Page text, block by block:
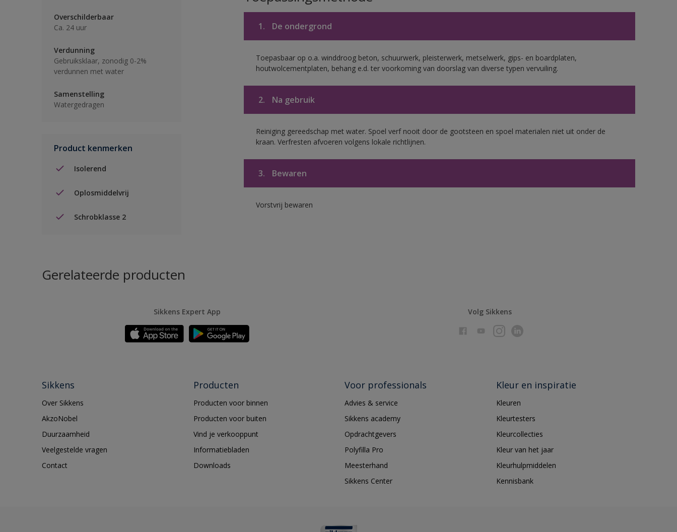
Overschilderbaar
Ca. 24 uur
Verdunning
Gebruiksklaar, zonodig 0-2%
verdunnen met water
Samenstelling
Watergedragen
Product kenmerken
Isolerend
Oplosmiddelvrij
Schrobklasse 2
1. De ondergrond
Toepasbaar op o.a. winddroog beton, schuurwerk, pleisterwerk, metselwerk, gips- en boardplaten,
houtwolcementplaten, behang e.d. ter voorkoming van doorslag van diverse typen vervuiling.
2. Na gebruik
Reiniging gereedschap met water. Spoel verf nooit door de gootsteen en spoel materialen niet uit onder de
kraan. Verfresten afvoeren volgens lokale richtlijnen.
3. Bewaren
Vorstvrij bewaren
Gerelateerde producten
Sikkens Expert App Volg Sikkens
Sikkens
Over Sikkens
AkzoNobel
Duurzaamheid
Veelgestelde vragen
Contact
Producten
Producten voor binnen
Producten voor buiten
Vind je verkooppunt
Informatiebladen
Downloads
Voor professionals
Advies & service
Sikkens academy
Opdrachtgevers
Polyfilla Pro
Meesterhand
Sikkens Center
Kleur en inspiratie
Kleuren
Kleurtesters
Kleurcollecties
Kleur van het jaar
Kleurhulpmiddelen
Kennisbank